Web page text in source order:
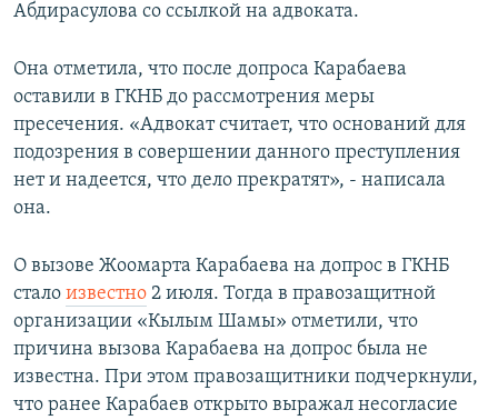
Абдирасулова со ссылкой на адвоката.
Она отметила, что после допроса Карабаева
оставили в ГКНБ до рассмотрения меры
пресечения. «Адвокат считает, что оснований для
подозрения в совершении данного преступления
нет и надеется, что дело прекратят», - написала
она.
О вызове Жоомарта Карабаева на допрос в ГКНБ
стало известно 2 июля. Тогда в правозащитной
организации «Кылым Шамы» отметили, что
причина вызова Карабаева на допрос была не
известна. При этом правозащитники подчеркнули,
что ранее Карабаев открыто выражал несогласие